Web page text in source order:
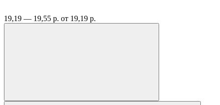
19,19 — 19,55 р. от 19,19 р.